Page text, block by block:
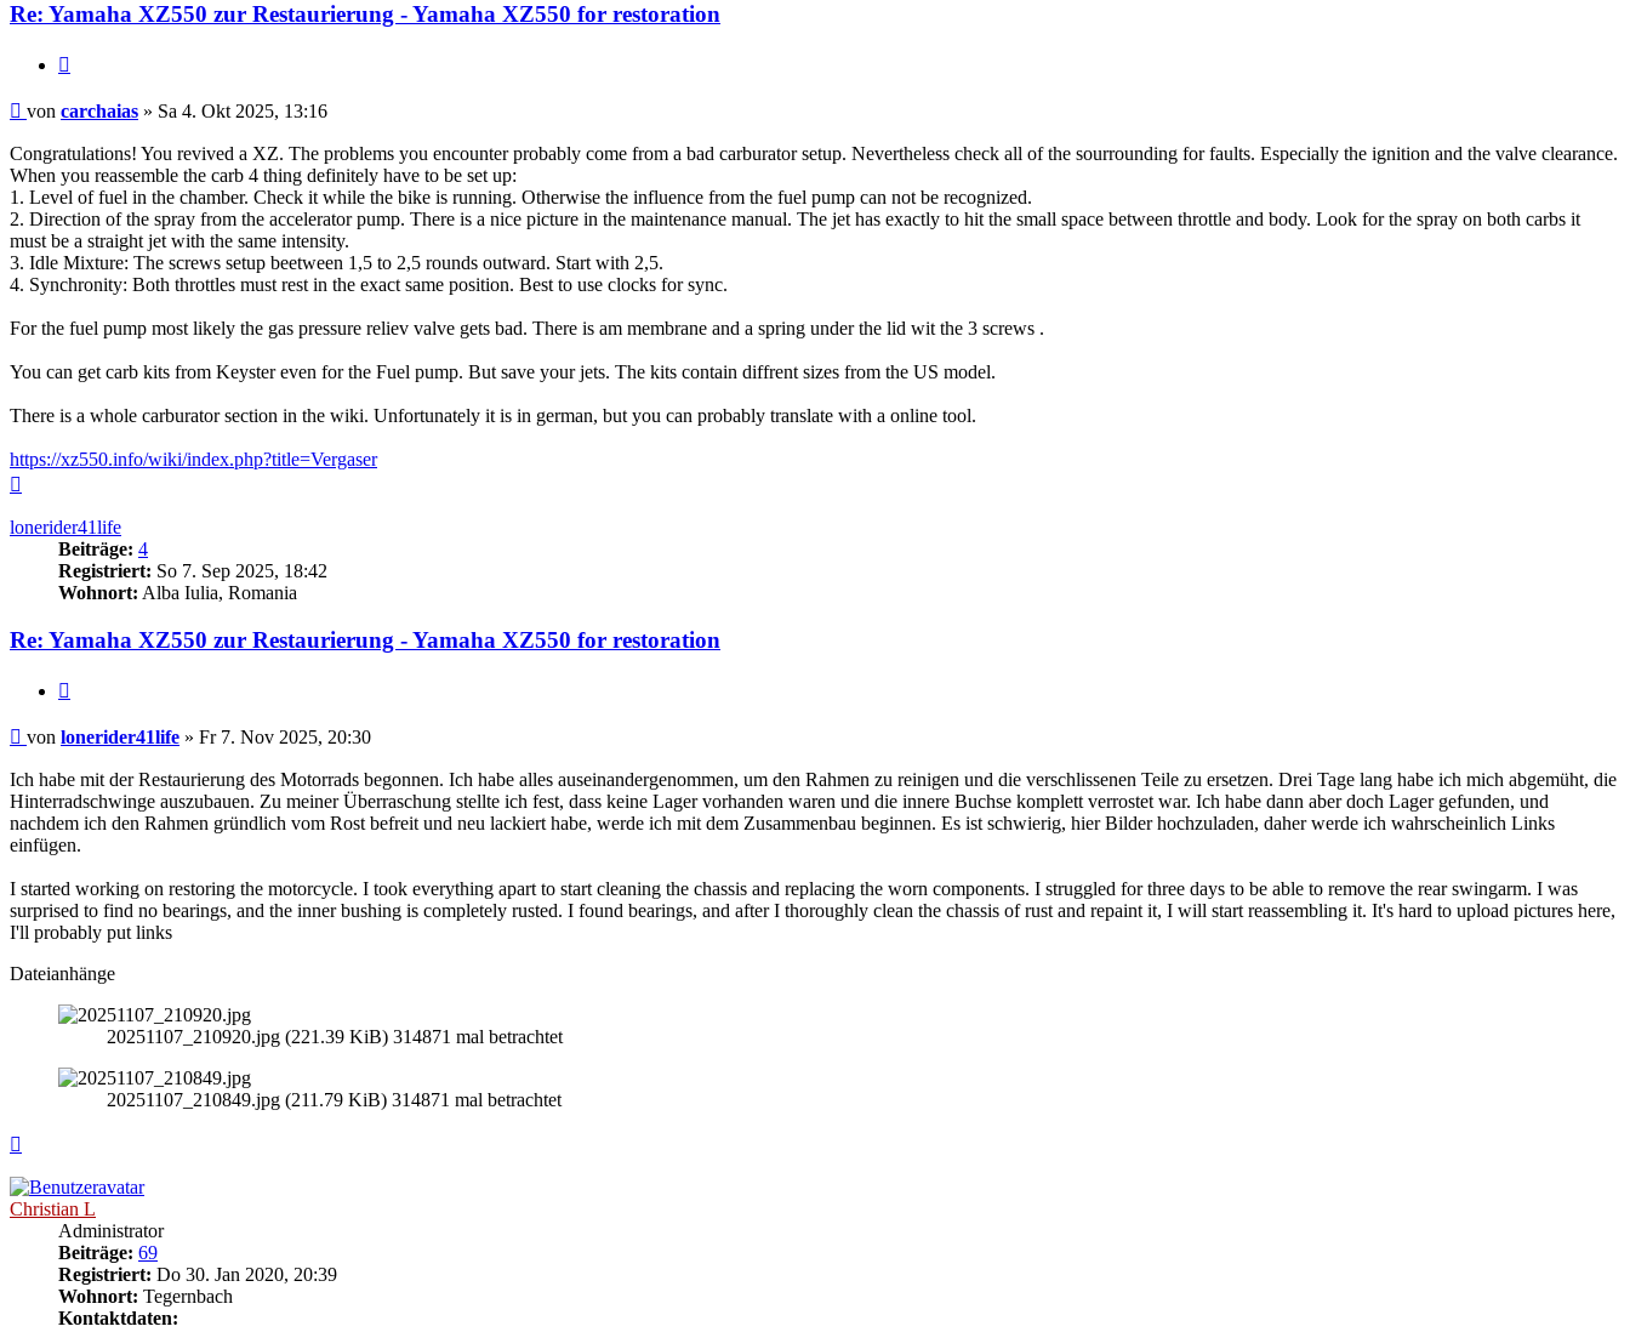
Re: Yamaha XZ550 zur Restaurierung - Yamaha XZ550 for restoration
Beitrag
von carchaias » Sa 4. Okt 2025, 13:16
Congratulations! You revived a XZ. The problems you encounter probably come from a bad carburator setup. Nevertheless check all of the sourrounding for faults. Especially the ignition and the valve clearance.
When you reassemble the carb 4 thing definitely have to be set up:
1. Level of fuel in the chamber. Check it while the bike is running. Otherwise the influence from the fuel pump can not be recognized.
2. Direction of the spray from the accelerator pump. There is a nice picture in the maintenance manual. The jet has exactly to hit the small space between throttle and body. Look for the spray on both carbs it
must be a straight jet with the same intensity.
3. Idle Mixture: The screws setup beetween 1,5 to 2,5 rounds outward. Start with 2,5.
4. Synchronity: Both throttles must rest in the exact same position. Best to use clocks for sync.
For the fuel pump most likely the gas pressure reliev valve gets bad. There is am membrane and a spring under the lid wit the 3 screws .
You can get carb kits from Keyster even for the Fuel pump. But save your jets. The kits contain diffrent sizes from the US model.
There is a whole carburator section in the wiki. Unfortunately it is in german, but you can probably translate with a online tool.
https://xz550.info/wiki/index.php?title=Vergaser
lonerider41life
Beiträge: 4
Registriert: So 7. Sep 2025, 18:42
Wohnort: Alba Iulia, Romania
Re: Yamaha XZ550 zur Restaurierung - Yamaha XZ550 for restoration
Beitrag
von lonerider41life » Fr 7. Nov 2025, 20:30
Ich habe mit der Restaurierung des Motorrads begonnen. Ich habe alles auseinandergenommen, um den Rahmen zu reinigen und die verschlissenen Teile zu ersetzen. Drei Tage lang habe ich mich abgemüht, die
Hinterradschwinge auszubauen. Zu meiner Überraschung stellte ich fest, dass keine Lager vorhanden waren und die innere Buchse komplett verrostet war. Ich habe dann aber doch Lager gefunden, und
nachdem ich den Rahmen gründlich vom Rost befreit und neu lackiert habe, werde ich mit dem Zusammenbau beginnen. Es ist schwierig, hier Bilder hochzuladen, daher werde ich wahrscheinlich Links
einfügen.
I started working on restoring the motorcycle. I took everything apart to start cleaning the chassis and replacing the worn components. I struggled for three days to be able to remove the rear swingarm. I was
surprised to find no bearings, and the inner bushing is completely rusted. I found bearings, and after I thoroughly clean the chassis of rust and repaint it, I will start reassembling it. It's hard to upload pictures here,
I'll probably put links
Dateianhänge
20251107_210920.jpg (221.39 KiB) 314871 mal betrachtet
20251107_210849.jpg (211.79 KiB) 314871 mal betrachtet
Christian L
Administrator
Beiträge: 69
Registriert: Do 30. Jan 2020, 20:39
Wohnort: Tegernbach
Kontaktdaten: